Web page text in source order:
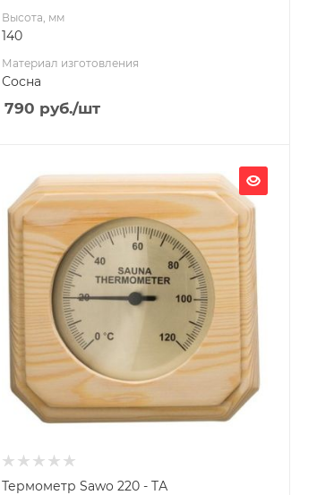
Высота, мм
140
Материал изготовления
Сосна
790 руб./шт
Ширина, мм
120
Глубина, мм
20
Высота, мм
Материал изготовления
Осина
Производитель
Sawo
Габариты В*Ш*Г мм
230x120
36
Термометр Sawo 220 - TА